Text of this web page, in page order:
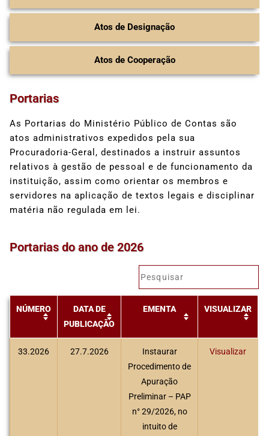
Atos de Designação
Atos de Cooperação
Portarias
As Portarias do Ministério Público de Contas são
atos administrativos expedidos pela sua
Procuradoria-Geral, destinados a instruir assuntos
relativos à gestão de pessoal e de funcionamento da
instituição, assim como orientar os membros e
servidores na aplicação de textos legais e disciplinar
matéria não regulada em lei.
Portarias do ano de 2026
NÚMERO
DATA DE
PUBLICAÇÃO
EMENTA VISUALIZAR
33.2026 27.7.2026
Instaurar
Procedimento de
Apuração
Preliminar – PAP
n° 29/2026, no
intuito de
Visualizar